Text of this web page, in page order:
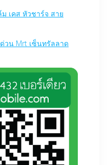
เคส หัวชาร์จ สาย
วน Mrt เซ็นทรัลลาด